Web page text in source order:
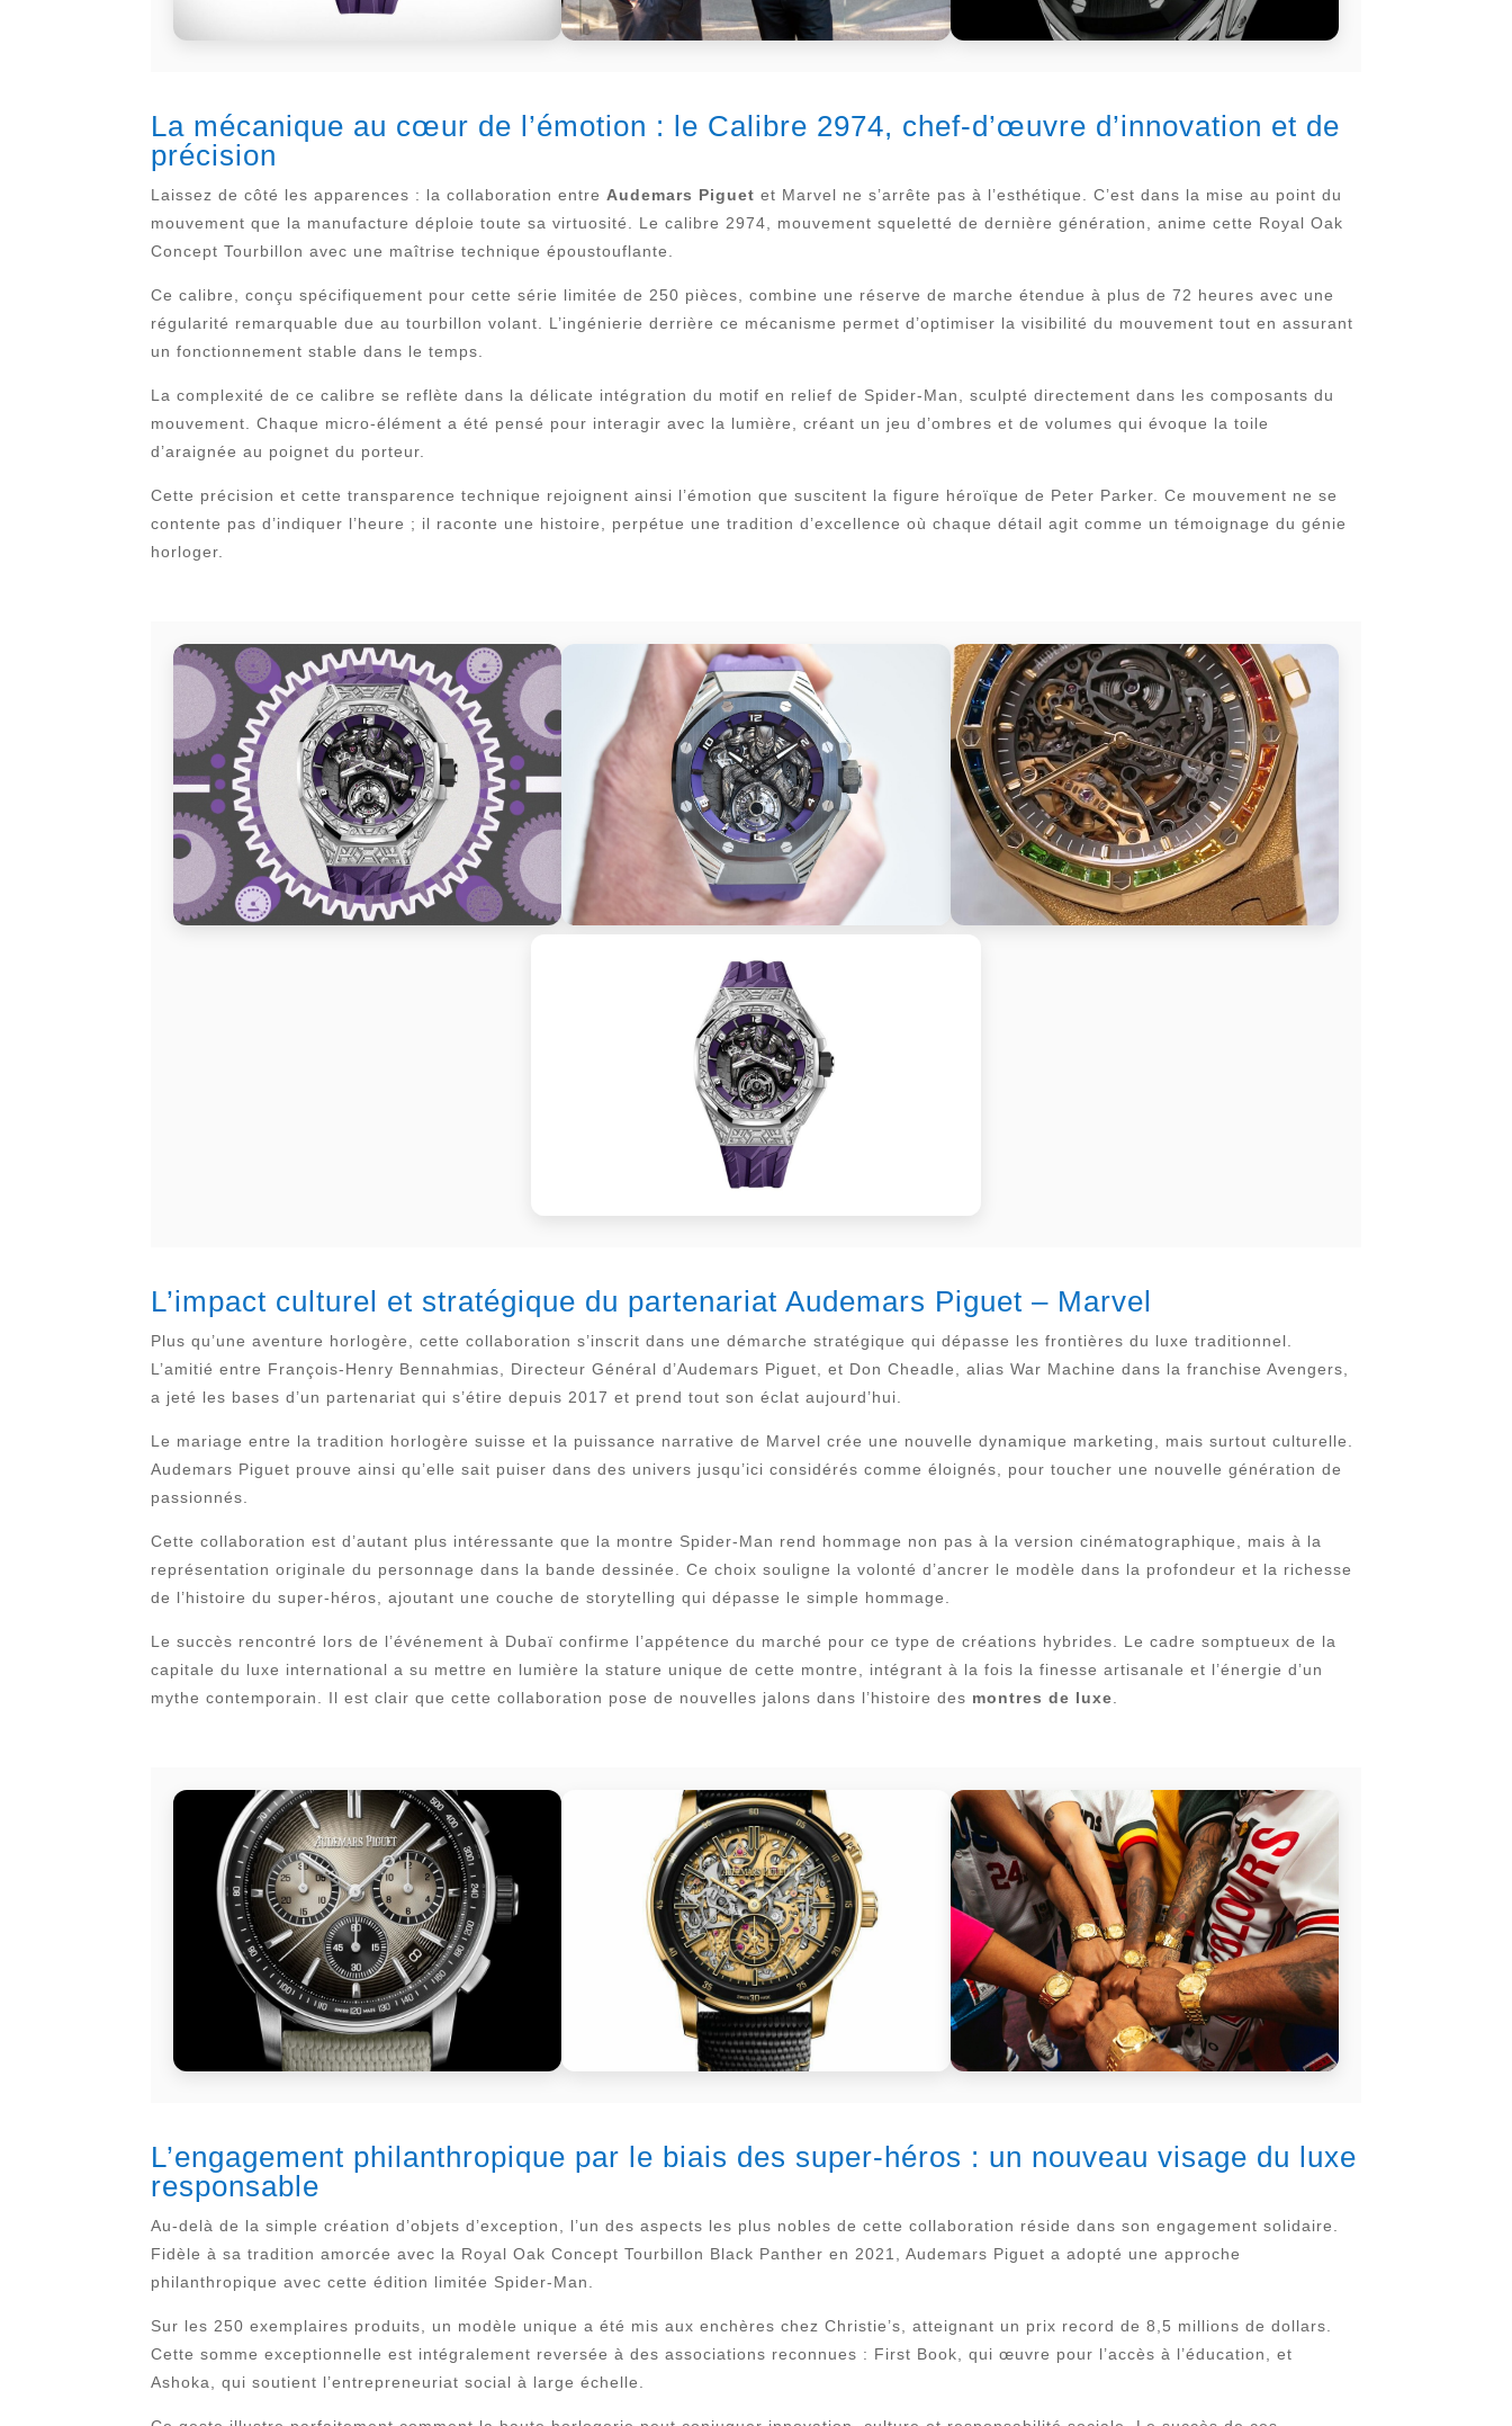
La mécanique au cœur de l’émotion : le Calibre 2974, chef-d’œuvre d’innovation et de
précision
Laissez de côté les apparences : la collaboration entre Audemars Piguet et Marvel ne s’arrête pas à l’esthétique. C’est dans la mise au point du
mouvement que la manufacture déploie toute sa virtuosité. Le calibre 2974, mouvement squeletté de dernière génération, anime cette Royal Oak
Concept Tourbillon avec une maîtrise technique époustouflante.
Ce calibre, conçu spécifiquement pour cette série limitée de 250 pièces, combine une réserve de marche étendue à plus de 72 heures avec une
régularité remarquable due au tourbillon volant. L’ingénierie derrière ce mécanisme permet d’optimiser la visibilité du mouvement tout en assurant
un fonctionnement stable dans le temps.
La complexité de ce calibre se reflète dans la délicate intégration du motif en relief de Spider-Man, sculpté directement dans les composants du
mouvement. Chaque micro-élément a été pensé pour interagir avec la lumière, créant un jeu d’ombres et de volumes qui évoque la toile
d’araignée au poignet du porteur.
Cette précision et cette transparence technique rejoignent ainsi l’émotion que suscitent la figure héroïque de Peter Parker. Ce mouvement ne se
contente pas d’indiquer l’heure ; il raconte une histoire, perpétue une tradition d’excellence où chaque détail agit comme un témoignage du génie
horloger.
L’impact culturel et stratégique du partenariat Audemars Piguet – Marvel
Plus qu’une aventure horlogère, cette collaboration s’inscrit dans une démarche stratégique qui dépasse les frontières du luxe traditionnel.
L’amitié entre François-Henry Bennahmias, Directeur Général d’Audemars Piguet, et Don Cheadle, alias War Machine dans la franchise Avengers,
a jeté les bases d’un partenariat qui s’étire depuis 2017 et prend tout son éclat aujourd’hui.
Le mariage entre la tradition horlogère suisse et la puissance narrative de Marvel crée une nouvelle dynamique marketing, mais surtout culturelle.
Audemars Piguet prouve ainsi qu’elle sait puiser dans des univers jusqu’ici considérés comme éloignés, pour toucher une nouvelle génération de
passionnés.
Cette collaboration est d’autant plus intéressante que la montre Spider-Man rend hommage non pas à la version cinématographique, mais à la
représentation originale du personnage dans la bande dessinée. Ce choix souligne la volonté d’ancrer le modèle dans la profondeur et la richesse
de l’histoire du super-héros, ajoutant une couche de storytelling qui dépasse le simple hommage.
Le succès rencontré lors de l’événement à Dubaï confirme l’appétence du marché pour ce type de créations hybrides. Le cadre somptueux de la
capitale du luxe international a su mettre en lumière la stature unique de cette montre, intégrant à la fois la finesse artisanale et l’énergie d’un
mythe contemporain. Il est clair que cette collaboration pose de nouvelles jalons dans l’histoire des montres de luxe
L’engagement philanthropique par le biais des super-héros : un nouveau visage du luxe
responsable
Au-delà de la simple création d’objets d’exception, l’un des aspects les plus nobles de cette collaboration réside dans son engagement solidaire.
Fidèle à sa tradition amorcée avec la Royal Oak Concept Tourbillon Black Panther en 2021, Audemars Piguet a adopté une approche
philanthropique avec cette édition limitée Spider-Man.
Sur les 250 exemplaires produits, un modèle unique a été mis aux enchères chez Christie’s, atteignant un prix record de 8,5 millions de dollars.
Cette somme exceptionnelle est intégralement reversée à des associations reconnues : First Book, qui œuvre pour l’accès à l’éducation, et
Ashoka, qui soutient l’entrepreneuriat social à large échelle.